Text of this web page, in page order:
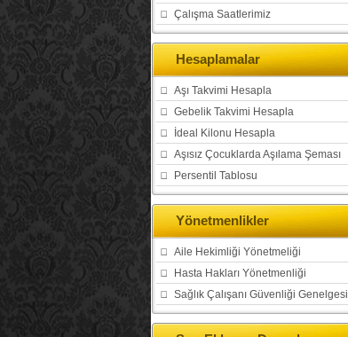
Çalışma Saatlerimiz
Hesaplamalar
Aşı Takvimi Hesapla
Gebelik Takvimi Hesapla
İdeal Kilonu Hesapla
Aşısız Çocuklarda Aşılama Şeması
Persentil Tablosu
Yönetmenlikler
Aile Hekimliği Yönetmeliği
Hasta Hakları Yönetmenliği
Sağlık Çalışanı Güvenliği Genelgesi